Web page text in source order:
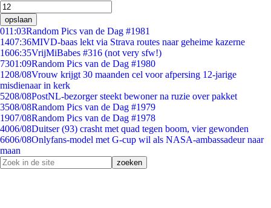
opslaan
011:03Random Pics van de Dag #1981
1407:36MIVD-baas lekt via Strava routes naar geheime kazerne
1606:35VrijMiBabes #316 (not very sfw!)
7301:09Random Pics van de Dag #1980
1208/08Vrouw krijgt 30 maanden cel voor afpersing 12-jarige
misdienaar in kerk
5208/08PostNL-bezorger steekt bewoner na ruzie over pakket
3508/08Random Pics van de Dag #1979
1907/08Random Pics van de Dag #1978
4006/08Duitser (93) crasht met quad tegen boom, vier gewonden
6606/08Onlyfans-model met G-cup wil als NASA-ambassadeur naar
maan